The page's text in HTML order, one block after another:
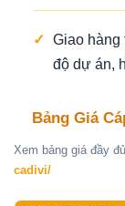
✓ Giao hàng
độ dự án,
Bảng Giá
Xem bảng giá đầy
cadivi/